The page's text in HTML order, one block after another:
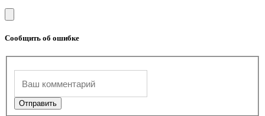
Сообщить об ошибке